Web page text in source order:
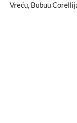
Vreću, Bubuu